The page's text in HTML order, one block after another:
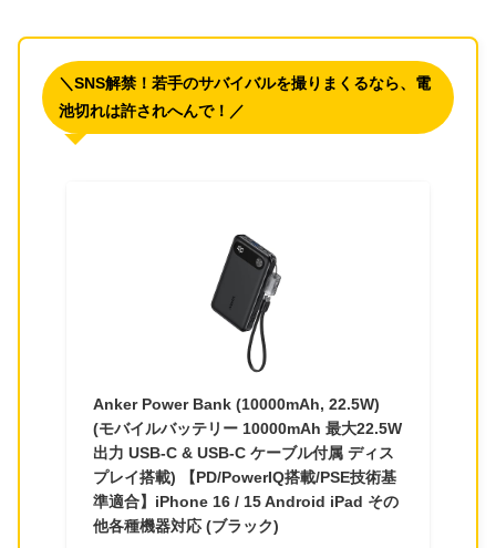
＼SNS解禁！若手のサバイバルを撮りまくるなら、電
池切れは許されへんで！／
Anker Power Bank (10000mAh, 22.5W)
(モバイルバッテリー 10000mAh 最大22.5W
出力 USB-C & USB-C ケーブル付属 ディス
プレイ搭載) 【PD/PowerIQ搭載/PSE技術基
準適合】iPhone 16 / 15 Android iPad その
他各種機器対応 (ブラック)